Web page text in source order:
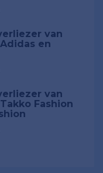
van
en
van
Fashion